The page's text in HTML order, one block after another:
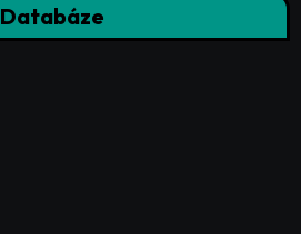
Databáze